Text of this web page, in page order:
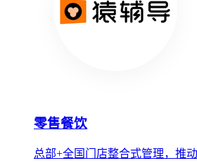
零售餐饮
总部+全国门店整合式管理，推